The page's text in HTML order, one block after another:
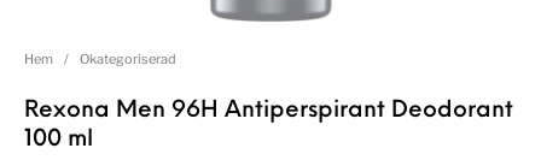
Hem / Okategoriserad
Rexona Men 96H Antiperspirant Deodorant
100 ml